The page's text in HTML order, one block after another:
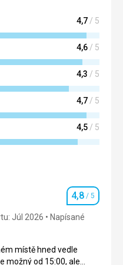
4,7 / 5
4,6 / 5
4,3 / 5
4,7 / 5
4,5 / 5
Hodnotenie
4,8 / 5
Júl 2026
Napísané
místě hned vedle
možný od 15:00, ale